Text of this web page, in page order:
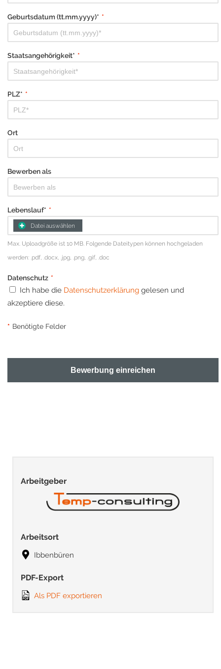
Geburtsdatum (tt.mm.yyyy)* *
Staatsangehörigkeit* *
PLZ* *
Ort
Bewerben als
Lebenslauf* *
Datei auswählen
Max. Uploadgröße ist 10 MB. Folgende Dateitypen können hochgeladen
werden: .pdf, .docx, .jpg, .png, .gif, .doc
Datenschutz *
Ich habe die Datenschutzerklärung gelesen und
akzeptiere diese.
* Benötigte Felder
Bewerbung einreichen
Arbeitgeber
Arbeitsort
Ibbenbüren
PDF-Export
Als PDF exportieren